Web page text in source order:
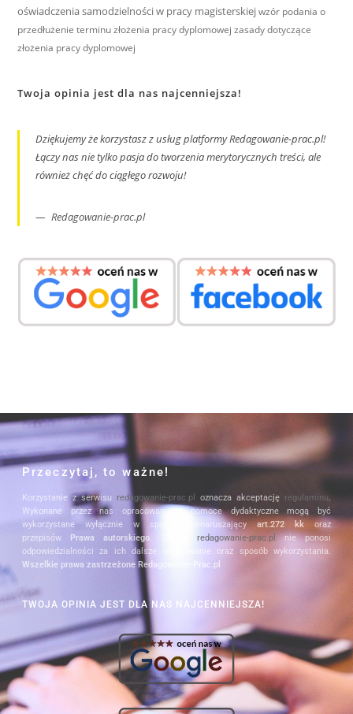
oświadczenia samodzielności w pracy magisterskiej wzór podania o
przedłużenie terminu złożenia pracy dyplomowej zasady dotyczące
złożenia pracy dyplomowej
Twoja opinia jest dla nas najcenniejsza!
Dziękujemy że korzystasz z usług platformy Redagowanie-prac.pl!
Łączy nas nie tylko pasja do tworzenia merytorycznych treści, ale
również chęć do ciągłego rozwoju!
Redagowanie-prac.pl
Przeczytaj, to ważne!
Korzystanie z serwisu redagowanie-prac.pl oznacza akceptację regulaminu.
Wykonane przez nas opracowania i pomoce dydaktyczne mogą być
wykorzystane wyłącznie w sposób nienaruszającyart.272 kkoraz
przepisów
Prawa autorskiego. Serwis redagowanie-prac.pl nie ponosi
odpowiedzialności za ich dalsze użytkowanie oraz sposób wykorzystania.
Wszelkie prawa zastrzeżone Redagowanie-Prac.pl
TWOJA OPINIA JEST DLA NAS NAJCENNIEJSZA!